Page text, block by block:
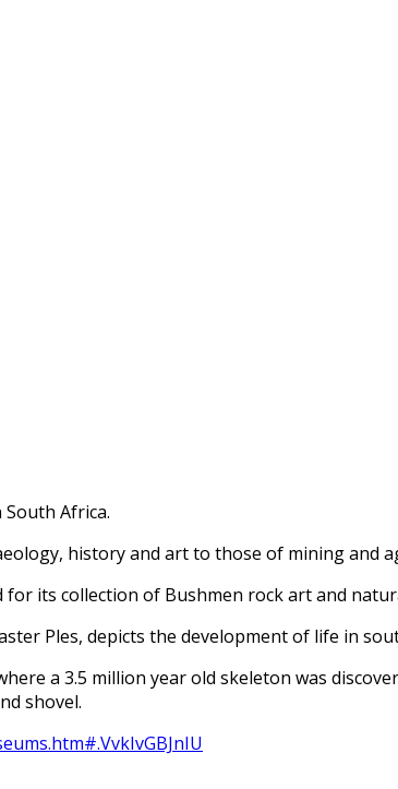
Africa.
history and art to those of mining and
its collection of Bushmen rock art and
Ples, depicts the development of life in
a 3.5 million year old skeleton was
shovel.